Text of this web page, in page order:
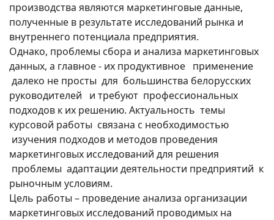
производства являются маркетинговые данные,
полученные в результате исследований рынка и
внутреннего потенциала предприятия.
Однако, проблемы сбора и анализа маркетинговых
данных, а главное - их продуктивное применение
далеко не просты для большинства белорусских
руководителей и требуют профессиональных
подходов к их решению. Актуальность темы
курсовой работы связана с необходимостью
изучения подходов и методов проведения
маркетинговых исследований для решения
проблемы адаптации деятельности предприятий к
рыночным условиям.
Цель работы – проведение анализа организации
маркетинговых исследований проводимых на